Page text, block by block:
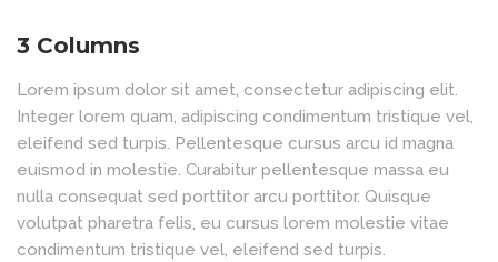
3 Columns
Lorem ipsum dolor sit amet, consectetur adipiscing elit.
Integer lorem quam, adipiscing condimentum tristique vel,
eleifend sed turpis. Pellentesque cursus arcu id magna
euismod in molestie. Curabitur pellentesque massa eu
nulla consequat sed porttitor arcu porttitor. Quisque
volutpat pharetra felis, eu cursus lorem molestie vitae
condimentum tristique vel, eleifend sed turpis.